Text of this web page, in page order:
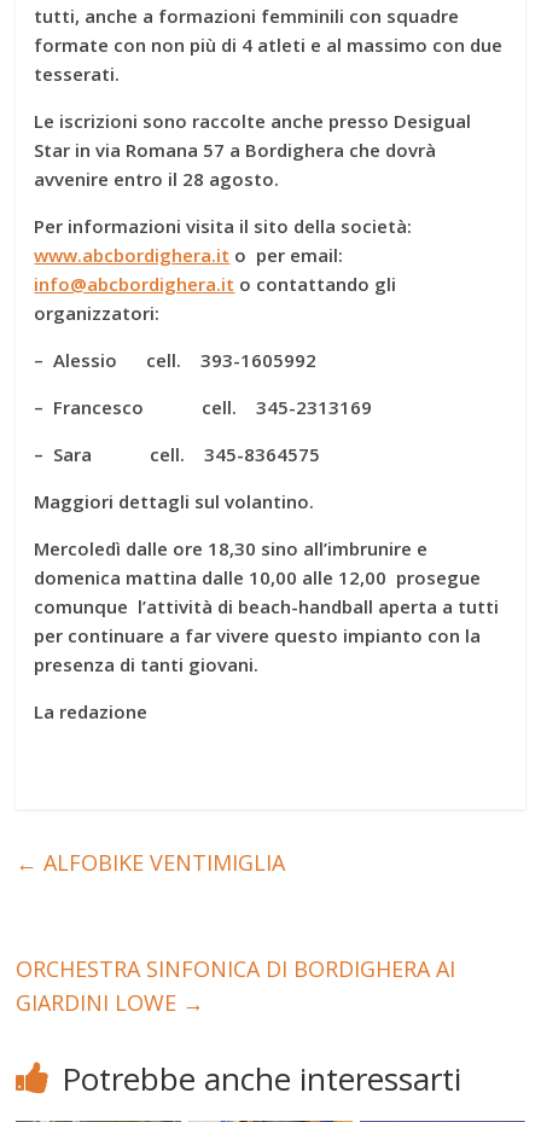
tutti, anche a formazioni femminili con squadre
formate con non più di 4 atleti e al massimo con due
tesserati.
Le iscrizioni sono raccolte anche presso Desigual
Star in via Romana 57 a Bordighera che dovrà
avvenire entro il 28 agosto.
Per informazioni visita il sito della società:
www.abcbordighera.it o per email:
info@abcbordighera.it o contattando gli
organizzatori:
– Alessio cell. 393-1605992
– Francesco cell. 345-2313169
– Sara cell. 345-8364575
Maggiori dettagli sul volantino.
Mercoledì dalle ore 18,30 sino all’imbrunire e
domenica mattina dalle 10,00 alle 12,00 prosegue
comunque l’attività di beach-handball aperta a tutti
per continuare a far vivere questo impianto con la
presenza di tanti giovani.
La redazione
← ALFOBIKE VENTIMIGLIA
ORCHESTRA SINFONICA DI BORDIGHERA AI
GIARDINI LOWE →
Potrebbe anche interessarti